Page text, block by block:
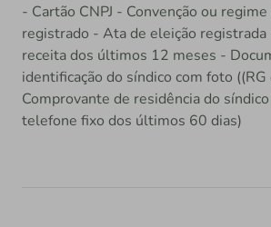
- Cartão CNPJ - Convenção ou
registrado - Ata de eleição registrada
receita dos últimos 12 meses -
identificação do síndico com foto
Comprovante de residência do
telefone fixo dos últimos 60 dias)